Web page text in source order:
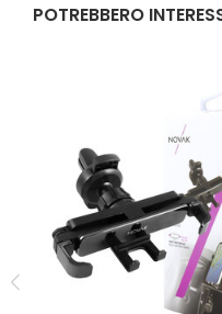
POTREBBERO